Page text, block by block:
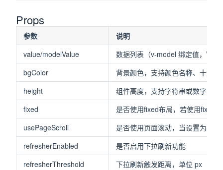
Props
参数
说明
value/modelValue
数据列表（v-model 绑定值，
bgColor
背景颜色，支持颜色名称、十六
height
组件高度，支持字符串或数字类
fixed
是否使用fixed布局，若使用fixed
usePageScroll
是否使用页面滚动，当设置为是
refresherEnabled
是否启用下拉刷新功能
refresherThreshold
下拉刷新触发距离，单位 px